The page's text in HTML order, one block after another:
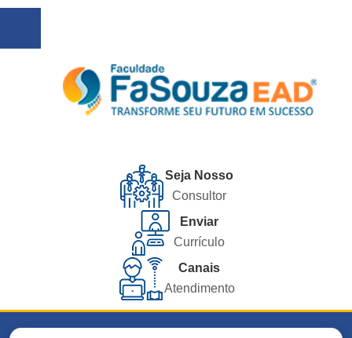
Seja Nosso
Consultor
Enviar
Currículo
Canais
Atendimento